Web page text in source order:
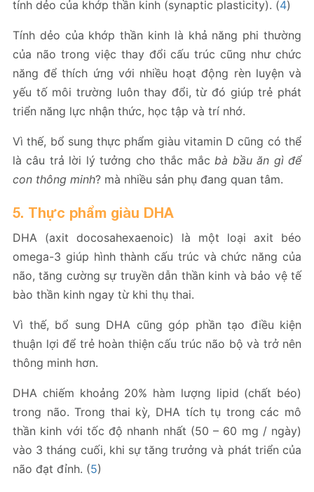
tính dẻo của khớp thần kinh (synaptic plasticity). (4)
Tính dẻo của khớp thần kinh là khả năng phi thường
của não trong việc thay đổi cấu trúc cũng như chức
năng để thích ứng với nhiều hoạt động rèn luyện và
yếu tố môi trường luôn thay đổi, từ đó giúp trẻ phát
triển năng lực nhận thức, học tập và trí nhớ.
Vì thế, bổ sung thực phẩm giàu vitamin D cũng có thể
là câu trả lời lý tưởng cho thắc mắc bà bầu ăn gì để
con thông minh? mà nhiều sản phụ đang quan tâm.
5. Thực phẩm giàu DHA
DHA (axit docosahexaenoic) là một loại axit béo
omega-3 giúp hình thành cấu trúc và chức năng của
não, tăng cường sự truyền dẫn thần kinh và bảo vệ tế
bào thần kinh ngay từ khi thụ thai.
Vì thế, bổ sung DHA cũng góp phần tạo điều kiện
thuận lợi để trẻ hoàn thiện cấu trúc não bộ và trở nên
thông minh hơn.
DHA chiếm khoảng 20% ​​hàm lượng lipid (chất béo)
trong não. Trong thai kỳ, DHA tích tụ trong các mô
thần kinh với tốc độ nhanh nhất (50 – 60 mg / ngày)
vào 3 tháng cuối, khi sự tăng trưởng và phát triển của
não đạt đỉnh. (5)